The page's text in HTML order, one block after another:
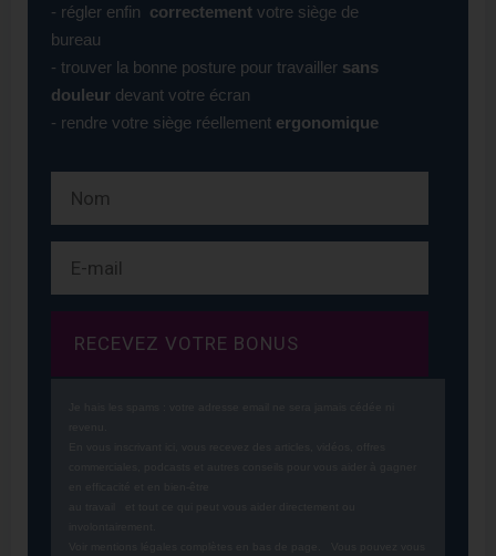
- régler enfin correctement votre siège de
bureau
- trouver la bonne posture pour travailler sans
douleur devant votre écran
- rendre votre siège réellement ergonomique
RECEVEZ VOTRE BONUS